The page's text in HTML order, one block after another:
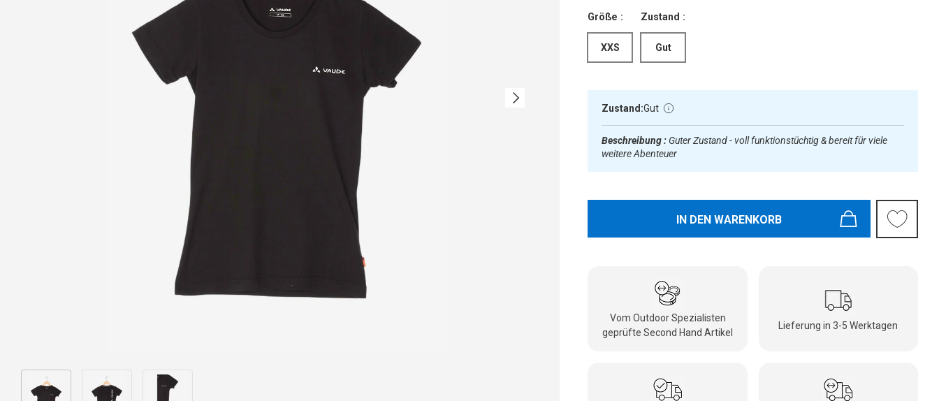
Nächste
Größe :
XXS
Zustand :
Gut
Zustand:Gut
Beschreibung : Guter Zustand - voll funktionstüchtig & bereit für viele
weitere Abenteuer
IN DEN WARENKORB
Vom Outdoor Spezialisten
geprüfte Second Hand Artikel
Lieferung in 3-5 Werktagen